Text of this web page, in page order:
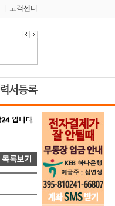
고객센터